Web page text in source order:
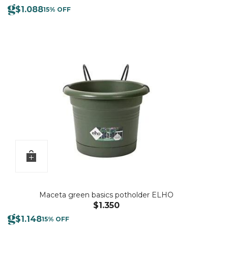
$1.08815% OFF
Maceta green basics potholder ELHO
$1.350
$1.14815% OFF